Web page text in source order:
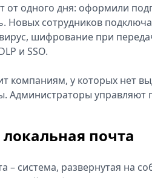
от одного дня: оформили
Новых сотрудников
шифрование при
и SSO.
компаниям, у которых нет
Администраторы
локальная почта
– система, развернутая на